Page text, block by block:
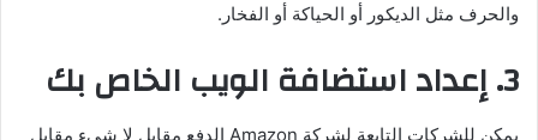
والحرف مثل الديكور أو الحياكة أو الفخار.
3. إعداد استضافة الويب الخاص بك
يمكن للشركات التابعة لشركة Amazon الدفع مقابل لا شيء مقابل